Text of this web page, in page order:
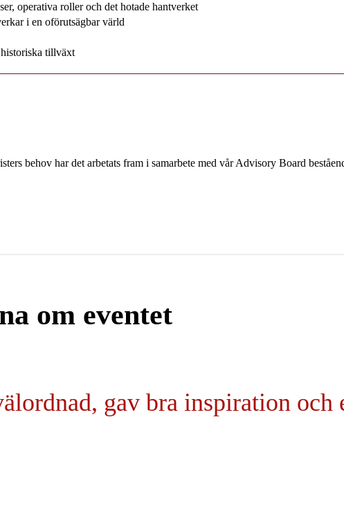
operativa roller och det hotade hantverket
i en oförutsägbar värld
tillväxt
behov har det arbetats fram i samarbete med vår Advisory Board
om eventet
gav bra inspiration och